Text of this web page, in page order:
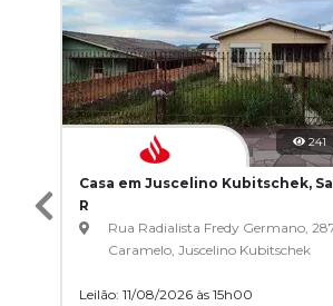
241
Casa em Juscelino Kubitschek,
R
Rua Radialista Fredy Germano,
Caramelo, Juscelino Kubitschek
Leilão: 11/08/2026 às 15h00